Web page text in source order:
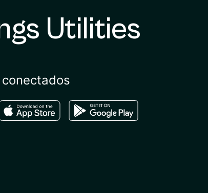
Utilities
in the apple store
Download in the google play